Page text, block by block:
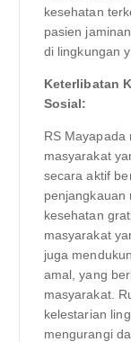
kesehatan
pasien
di lingkungan
Keterlibatan
Sosial:
RS
masyarakat
secara aktif
penjangkauan
kesehatan
masyarakat
juga
amal, yang
masyarakat.
kelestarian
mengurangi